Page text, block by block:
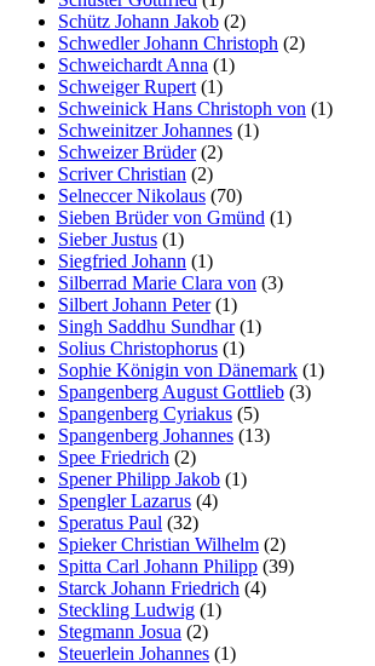
Schütz Johann Jakob (2)
Schwedler Johann Christoph (2)
Schweichardt Anna (1)
Schweiger Rupert (1)
Schweinick Hans Christoph von (1)
Schweinitzer Johannes (1)
Schweizer Brüder(2)
Scriver Christian (2)
Selneccer Nikolaus (70)
Sieben Brüder von Gmünd (1)
Sieber Justus (1)
Siegfried Johann (1)
Silberrad Marie Clara von (3)
Silbert Johann Peter(1)
Singh Saddhu Sundhar(1)
Solius Christophorus (1)
Sophie Königin von Dänemark (1)
Spangenberg August Gottlieb (3)
Spangenberg Cyriakus (5)
Spangenberg Johannes (13)
Spee Friedrich (2)
Spener Philipp Jakob (1)
Spengler Lazarus (4)
Speratus Paul (32)
Spieker Christian Wilhelm (2)
Spitta Carl Johann Philipp (39)
Starck Johann Friedrich (4)
Steckling Ludwig (1)
Stegmann Josua (2)
Steuerlein Johannes (1)